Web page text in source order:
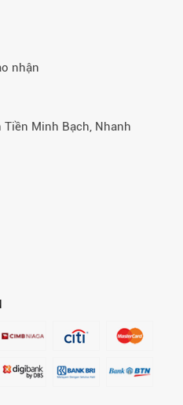
nhận
Tiền Minh Bạch, Nhanh